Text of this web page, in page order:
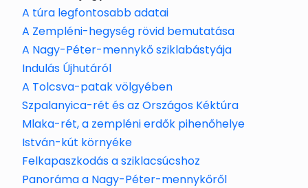
A túra legfontosabb adatai
A Zempléni-hegység rövid bemutatása
A Nagy-Péter-mennykő sziklabástyája
Indulás Újhutáról
A Tolcsva-patak völgyében
Szpalanyica-rét és az Országos Kéktúra
Mlaka-rét, a zempléni erdők pihenőhelye
István-kút környéke
Felkapaszkodás a sziklacsúcshoz
Panoráma a Nagy-Péter-mennykőről